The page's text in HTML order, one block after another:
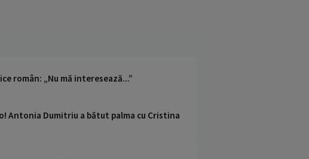
român: „Nu mă interesează...”
Antonia Dumitriu a bătut palma cu Cristina